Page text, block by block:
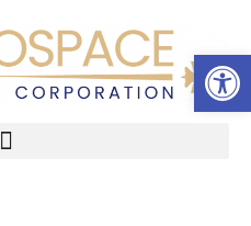
شريط الأدوات المفتوح
تخطى
إلى
المحتوى